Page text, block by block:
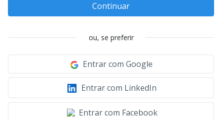
Continuar
ou, se preferir
Entrar com Google
Entrar com LinkedIn
Entrar com Facebook